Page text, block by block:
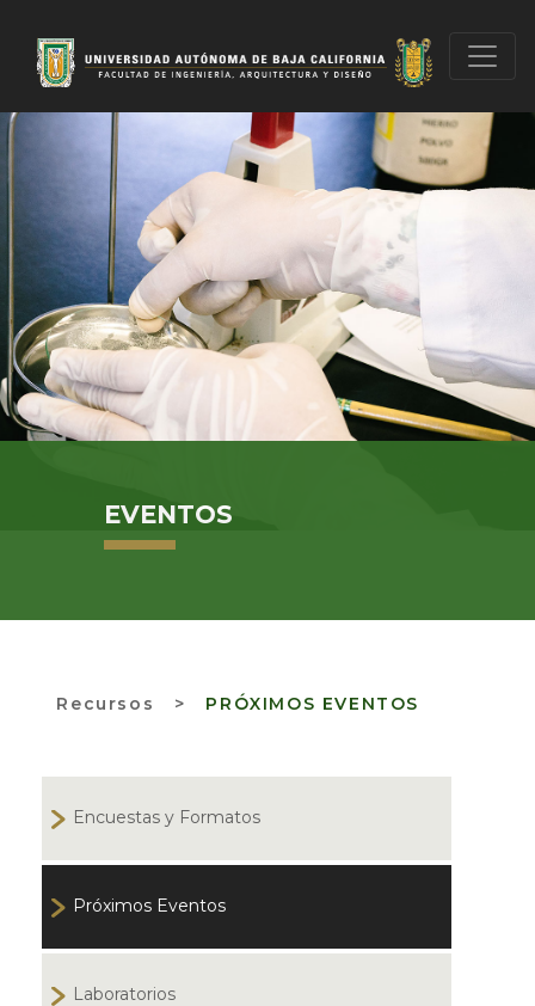
EVENTOS
Recursos > PRÓXIMOS EVENTOS
Encuestas y Formatos
Próximos Eventos
Laboratorios